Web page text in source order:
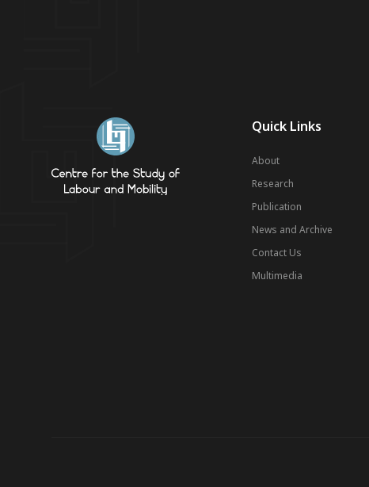
Quick Links
About
Research
Publication
News and Archive
Contact Us
Multimedia